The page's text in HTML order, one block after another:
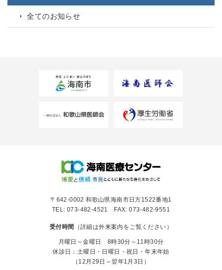
全てのお知らせ
〒642-0002 和歌山県海南市日方1522番地1
TEL: 073-482-4521 FAX: 073-482-9551
受付時間 （詳細は外来案内をご覧ください）
月曜日～金曜日 8時30分～11時30分
休診日：土曜日・日曜日・祝日・年末年始
（12月29日～翌年1月3日）